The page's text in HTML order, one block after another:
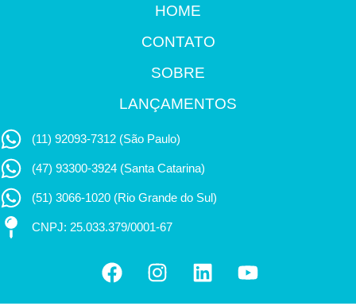
HOME
CONTATO
SOBRE
LANÇAMENTOS
(11) 92093-7312 (São Paulo)
(47) 93300-3924 (Santa Catarina)
(51) 3066-1020 (Rio Grande do Sul)
CNPJ: 25.033.379/0001-67